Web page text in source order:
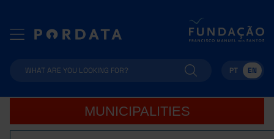
PT EN
MUNICIPALITIES